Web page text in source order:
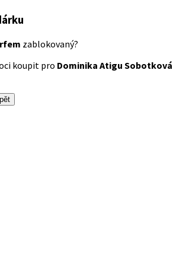
zablokovaný?
koupit pro Dominika Atigu Sobotková